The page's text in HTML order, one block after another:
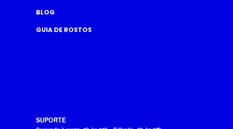
BLOG
GUIA DE ROSTOS
SUPORTE